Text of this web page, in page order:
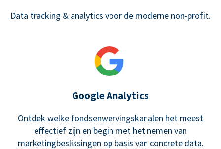
Data tracking & analytics voor de moderne non-profit.
Google Analytics
Ontdek welke fondsenwervingskanalen het meest
effectief zijn en begin met het nemen van
marketingbeslissingen op basis van concrete data.